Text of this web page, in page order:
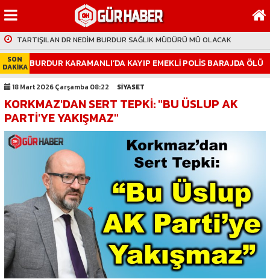
112 OLAYINDA EMNİYET MÜDÜRÜNÜ KORUYAN KİM?
TARTIŞILAN DR NEDİM BURDUR SAĞLIK MÜDÜRÜ MÜ OLACAK
ASANSÖR ARIZASI ENGELLİ VATANDAŞI ÇİLEDEN ÇIKARDI
BURDUR CHP'DE YENİ DÖNEM
KİM O İL GENEL MECLİS BAŞKANI
İL ÖZEL İDARE DE NELER OLUYOR?
HAYVANCILIK İŞLETMELERİNE EK SÜRE VERİLMEDİ
CHP 'DE RECEP MUTLUCAN KULİSLERİ
ATİLA GÜLDÜK GÜR HABER' DE
BURDUR CHP DE TOPLU İSTİFALAR
112 OLAYINDA EMNİYET MÜDÜRÜNÜ KORUYAN KİM?
SON
DAKİKA BURDUR KARAMANLI’DA KAYIP EMEKLİ POLİS BARAJDA ÖLÜ
BULUNDU
18 Mart 2026 Çarşamba 08:22 SİYASET
KORKMAZ'DAN SERT TEPKİ: "BU ÜSLUP AK
PARTİ'YE YAKIŞMAZ"